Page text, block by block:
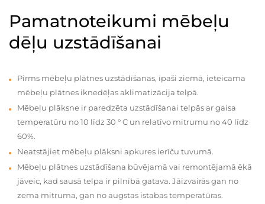
Pamatnoteikumi mēbeļu
dēļu uzstādīšanai
Pirms mēbeļu plātnes uzstādīšanas, īpaši ziemā, ieteicama
mēbeļu plātnes iknedēļas aklimatizācija telpā.
Mēbeļu plāksne ir paredzēta uzstādīšanai telpās ar gaisa
temperatūru no 10 līdz 30 ° C un relatīvo mitrumu no 40 līdz
60%.
Neatstājiet mēbeļu plāksni apkures ierīču tuvumā.
Mēbeļu plātnes uzstādīšana būvējamā vai remontējamā ēkā
jāveic, kad sausā telpa ir pilnībā gatava. Jāizvairās gan no
zema mitruma, gan no augstas istabas temperatūras.